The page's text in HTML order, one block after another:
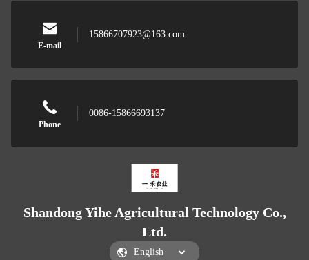
E-mail
15866707923@163.com
Phone
0086-15866693137
Shandong Yihe Agricultural Technology Co.,
Ltd.